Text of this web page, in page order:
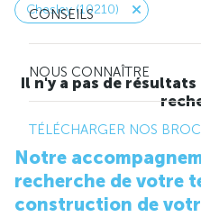
CONSEILS
NOUS CONNAÎTRE
TÉLÉCHARGER NOS
Chesley (10210)
Il n'y a pas de
Notre
recherche de votre
construction de